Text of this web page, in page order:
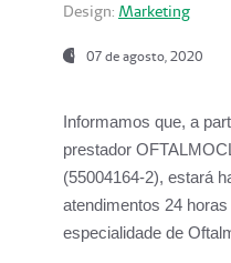
Design: Marketing
07 de agosto, 2020
Informamos que, a
prestador
(55004164-2), estará
atendimentos 24
especialidade de